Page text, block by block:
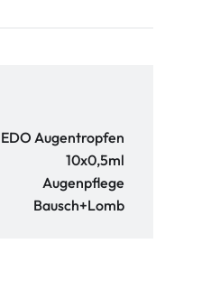
Augentropfen
10x0,5ml
Augenpflege
Bausch+Lomb